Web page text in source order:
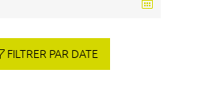
FILTRER PAR DATE